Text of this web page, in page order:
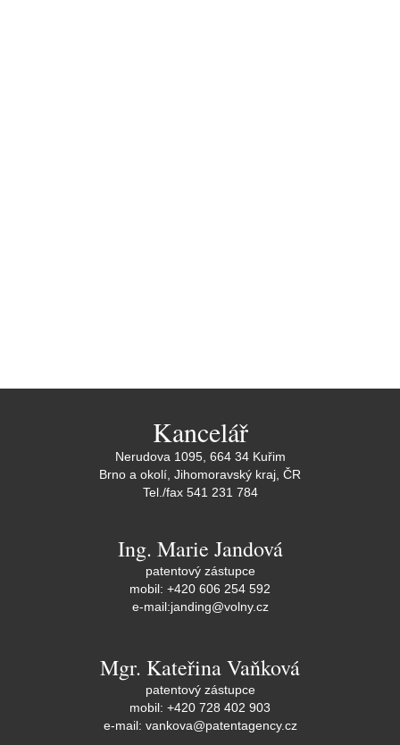
Kancelář
Nerudova 1095, 664 34 Kuřim
Brno a okolí, Jihomoravský kraj, ČR
Tel./fax 541 231 784
Ing. Marie Jandová
patentový zástupce
mobil: +420 606 254 592
e-mail:janding@volny.cz
Mgr. Kateřina Vaňková
patentový zástupce
mobil: +420 728 402 903
e-mail: vankova@patentagency.cz